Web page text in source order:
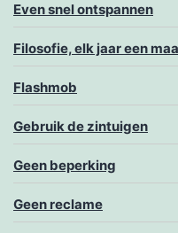
Even snel ontspannen
Filosofie, elk jaar een
Flashmob
Gebruik de zintuigen
Geen beperking
Geen reclame